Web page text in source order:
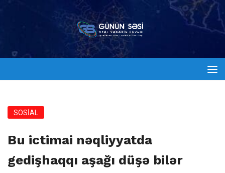
SOSİAL
Bu ictimai nəqliyyatda
gedişhaqqı aşağı düşə bilər